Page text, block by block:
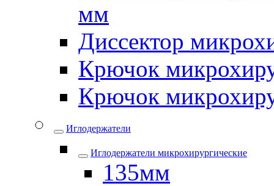
мм
Диссектор
Крючок
Крючок
Иглодержатели
Иглодержатели микрохирургические
135мм